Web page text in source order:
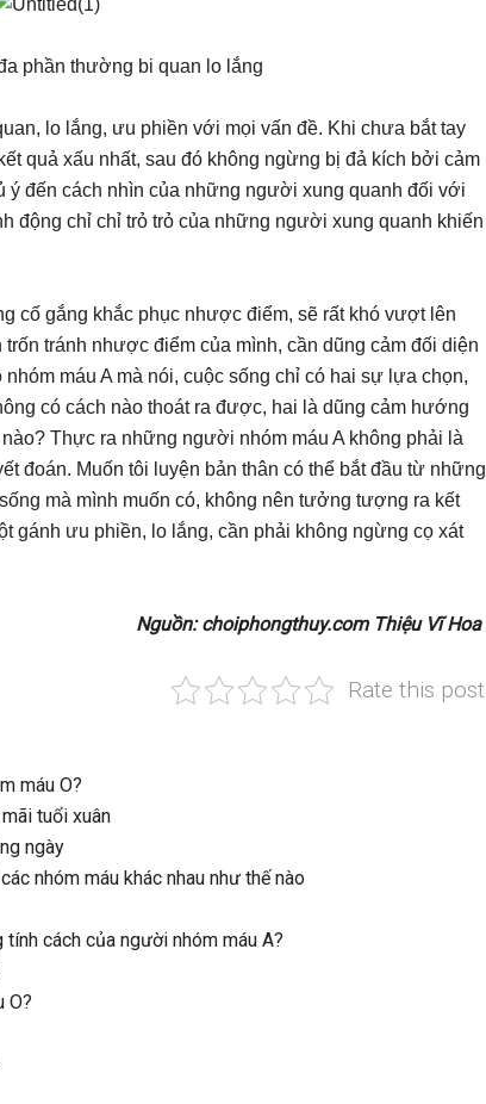
phần thường bi quan lo lắng
lo lắng, ưu phiền với mọi vấn đề. Khi chưa bắt tay
quả xấu nhất, sau đó không ngừng bị đả kích bởi cảm
ý đến cách nhìn của những người xung quanh đối với
động chỉ chỉ trỏ trỏ của những người xung quanh khiến
cố gắng khắc phục nhược điểm, sẽ rất khó vượt lên
tránh nhược điểm của mình, cần dũng cảm đối diện
máu A mà nói, cuộc sống chỉ có hai sự lựa chọn,
có cách nào thoát ra được, hai là dũng cảm hướng
Thực ra những người nhóm máu A không phải là
đoán. Muốn tôi luyện bản thân có thể bắt đầu từ những
mà mình muốn có, không nên tưởng tượng ra kết
gánh ưu phiền, lo lắng, cần phải không ngừng cọ xát
Nguồn: choiphongthuy.com Thiệu Vĩ Hoa
Rate this post
máu O?
tuổi xuân
ngày
nhóm máu khác nhau như thế nào
cách của người nhóm máu A?
O?